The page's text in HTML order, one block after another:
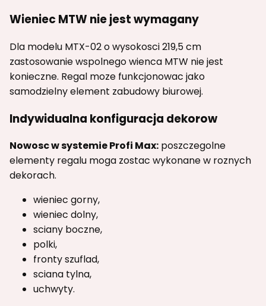
Wieniec MTW nie jest wymagany
Dla modelu MTX-02 o wysokosci 219,5 cm
zastosowanie wspolnego wienca MTW nie jest
konieczne. Regal moze funkcjonowac jako
samodzielny element zabudowy biurowej.
Indywidualna konfiguracja dekorow
Nowosc w systemie Profi Max: poszczegolne
elementy regalu moga zostac wykonane w roznych
dekorach.
wieniec gorny,
wieniec dolny,
sciany boczne,
polki,
fronty szuflad,
sciana tylna,
uchwyty.